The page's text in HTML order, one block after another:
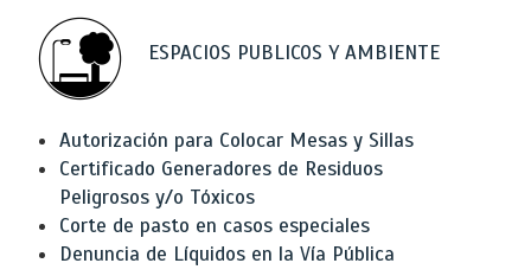
ESPACIOS PUBLICOS Y AMBIENTE
Autorización para Colocar Mesas y Sillas
Certificado Generadores de Residuos
Peligrosos y/o Tóxicos
Corte de pasto en casos especiales
Denuncia de Líquidos en la Vía Pública